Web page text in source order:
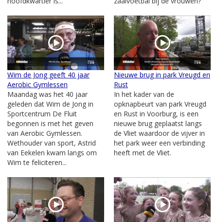
Wim de Jong geeft 40 jaar
Aerobic Gymlessen
Maandag was het 40 jaar
geleden dat Wim de Jong in
Sportcentrum De Fluit
begonnen is met het geven
van Aerobic Gymlessen.
Wethouder van sport, Astrid
van Eekelen kwam langs om
Wim te feliciteren...
Nieuwe brug in park Vreugd en
Rust
In het kader van de
opknapbeurt van park Vreugd
en Rust in Voorburg, is een
nieuwe brug geplaatst langs
de Vliet waardoor de vijver in
het park weer een verbinding
heeft met de Vliet.